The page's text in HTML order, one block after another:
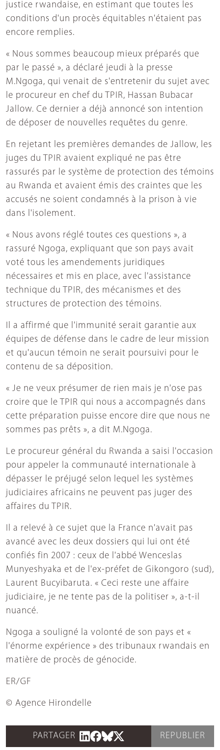
justice rwandaise, en estimant que toutes les
conditions d'un procès équitables n'étaient pas
encore remplies.
« Nous sommes beaucoup mieux préparés que
par le passé », a déclaré jeudi à la presse
M.Ngoga, qui venait de s'entretenir du sujet avec
le procureur en chef du TPIR, Hassan Bubacar
Jallow. Ce dernier a déjà annoncé son intention
de déposer de nouvelles requêtes du genre.
En rejetant les premières demandes de Jallow, les
juges du TPIR avaient expliqué ne pas être
rassurés par le système de protection des témoins
au Rwanda et avaient émis des craintes que les
accusés ne soient condamnés à la prison à vie
dans l'isolement.
« Nous avons réglé toutes ces questions », a
rassuré Ngoga, expliquant que son pays avait
voté tous les amendements juridiques
nécessaires et mis en place, avec l'assistance
technique du TPIR, des mécanismes et des
structures de protection des témoins.
Il a affirmé que l'immunité serait garantie aux
équipes de défense dans le cadre de leur mission
et qu'aucun témoin ne serait poursuivi pour le
contenu de sa déposition.
« Je ne veux présumer de rien mais je n'ose pas
croire que le TPIR qui nous a accompagnés dans
cette préparation puisse encore dire que nous ne
sommes pas prêts », a dit M.Ngoga.
Le procureur général du Rwanda a saisi l'occasion
pour appeler la communauté internationale à
dépasser le préjugé selon lequel les systèmes
judiciaires africains ne peuvent pas juger des
affaires du TPIR.
Il a relevé à ce sujet que la France n'avait pas
avancé avec les deux dossiers qui lui ont été
confiés fin 2007 : ceux de l'abbé Wenceslas
Munyeshyaka et de l'ex-préfet de Gikongoro (sud),
Laurent Bucyibaruta. « Ceci reste une affaire
judiciaire, je ne tente pas de la politiser », a-t-il
nuancé.
Ngoga a souligné la volonté de son pays et «
l'énorme expérience » des tribunaux rwandais en
matière de procès de génocide.
ER/GF
© Agence Hirondelle
PARTAGER REPUBLIER